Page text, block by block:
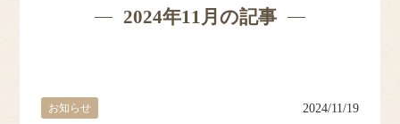
2024年11月の記事
お知らせ 2024/11/19